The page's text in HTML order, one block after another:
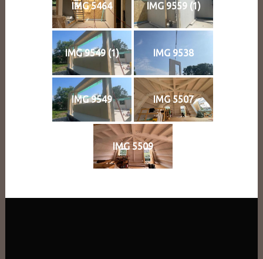
IMG 5464 IMG 9559 (1)
IMG 9549 (1) IMG 9538
IMG 9549 IMG 5507
IMG 5509